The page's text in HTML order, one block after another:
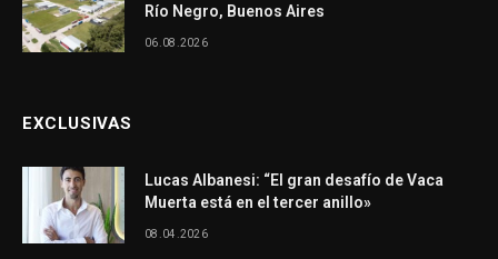
Río Negro, Buenos Aires
06.08.2026
EXCLUSIVAS
Lucas Albanesi: “El gran desafío de Vaca
Muerta está en el tercer anillo»
08.04.2026